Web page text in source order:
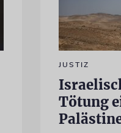
JUSTIZ
Tötung